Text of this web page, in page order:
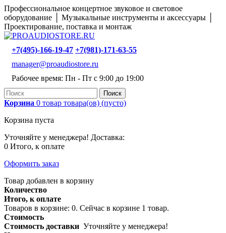
Профессиональное концертное звуковое и световое
оборудование │ Музыкальные инструменты и аксессуары │
Проектирование, поставка и монтаж
+7(495)-166-19-47 +7(981)-171-63-55
manager@proaudiostore.ru
Рабочее время: Пн - Пт с 9:00 до 19:00
Поиск
Корзина 0 товар товара(ов) (пусто)
Корзина пуста
Уточняйте у менеджера! Доставка:
0 Итого, к оплате
Оформить заказ
Товар добавлен в корзину
Количество
Итого, к оплате
Товаров в корзине: 0. Сейчас в корзине 1 товар.
Стоимость
Стоимость доставки Уточняйте у менеджера!